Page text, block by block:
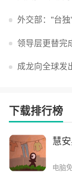
外交部：''台
领导层更替完成后，
成龙向全球发出入境
下载排行榜
慧
电脑